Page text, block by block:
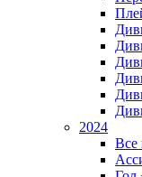
2024
Все